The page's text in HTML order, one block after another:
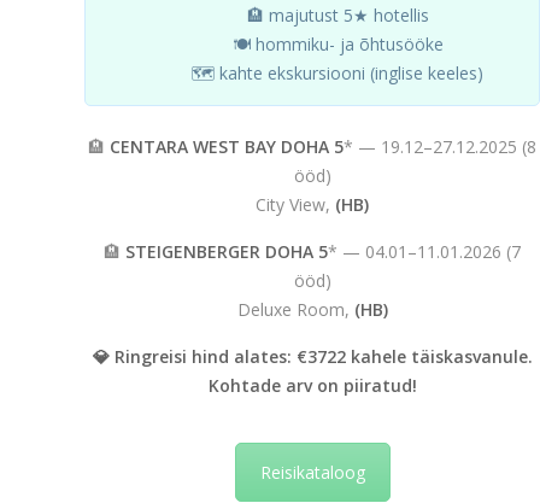
🏨 majutust 5★ hotellis
🍽️ hommiku- ja õhtusööke
🗺️ kahte ekskursiooni (inglise keeles)
🏨 CENTARA WEST BAY DOHA 5* — 19.12–27.12.2025 (8
ööd)
City View, (HB)
🏨 STEIGENBERGER DOHA 5* — 04.01–11.01.2026 (7
ööd)
Deluxe Room, (HB)
💎 Ringreisi hind alates: €3722 kahele täiskasvanule.
Kohtade arv on piiratud!
Reisikataloog